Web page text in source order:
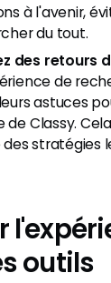
à l'avenir,
du tout.
des retours
de
astuces
de Classy.
stratégies
outils